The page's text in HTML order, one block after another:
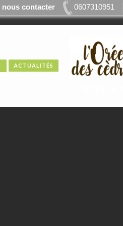
nous contacter 0607310951
ACTUALITÉS